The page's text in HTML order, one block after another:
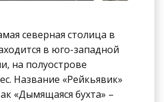
северная столица в
в юго-западной
на полуострове
Название «Рейкьявик»
«Дымящаяся бухта» –